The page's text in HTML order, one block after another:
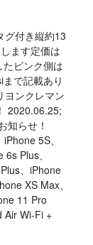
グ付き縦約13
ます定価は
ピンク側は
で記載あり
ヨンクレマン
2020.06.25;
知らせ！
5S、
Plus、
、iPhone
XS Max、
11 Pro
Air Wi‑Fi +